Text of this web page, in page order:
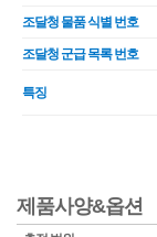
조달청 물품 식별 번호
조달청 군급 목록 번호
특징
제품사양&옵션